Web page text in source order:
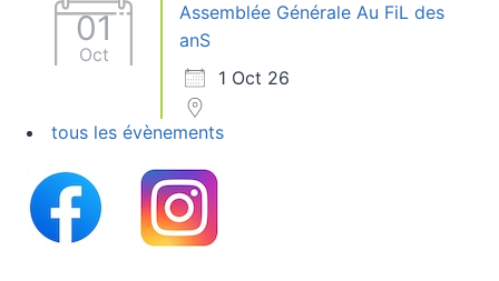
01
Oct
Assemblée Générale Au FiL des
anS
1 Oct 26
tous les évènements